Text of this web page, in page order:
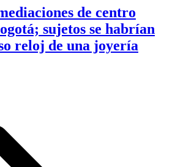
de centro
sujetos se habrían
reloj de una joyería